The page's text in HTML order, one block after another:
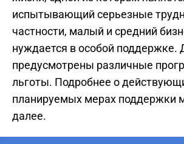
испытывающий серьезные
частности, малый и средний
нуждается в особой поддержке.
предусмотрены различные
льготы. Подробнее о
планируемых мерах поддержки
далее.